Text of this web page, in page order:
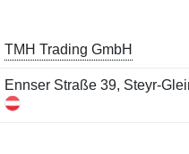
TMH Trading GmbH
Ennser Straße 39, Steyr-